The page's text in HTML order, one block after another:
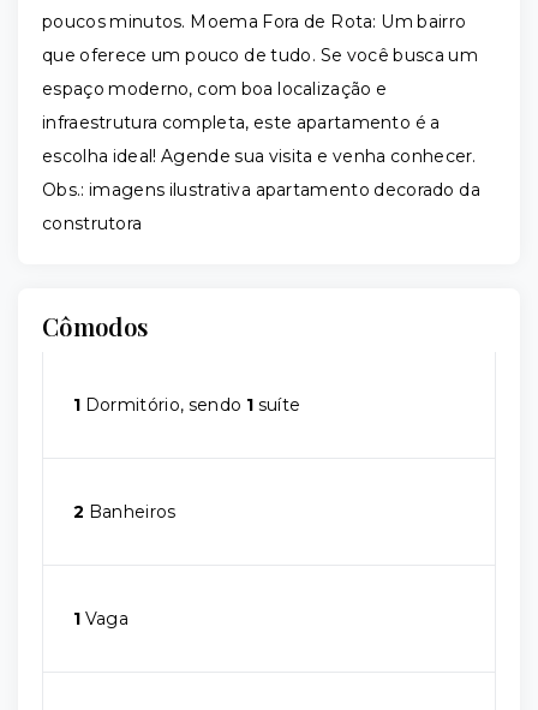
poucos minutos. Moema Fora de Rota: Um bairro
que oferece um pouco de tudo. Se você busca um
espaço moderno, com boa localização e
infraestrutura completa, este apartamento é a
escolha ideal! Agende sua visita e venha conhecer.
Obs.: imagens ilustrativa apartamento decorado da
construtora
Cômodos
1 Dormitório, sendo 1 suíte
2 Banheiros
1 Vaga